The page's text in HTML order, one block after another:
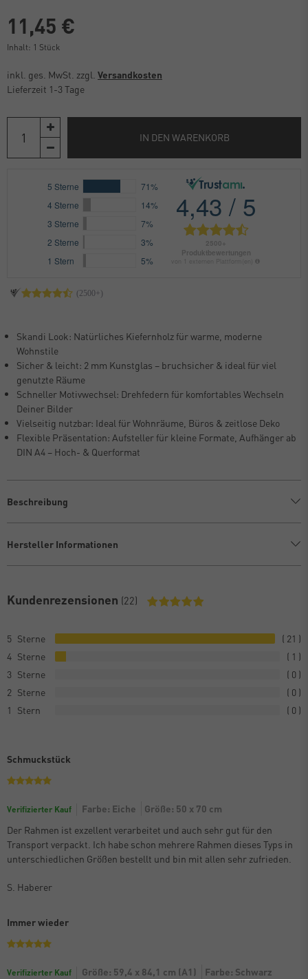
11,45 €
Inhalt: 1 Stück
inkl. ges. MwSt. zzgl. Versandkosten
Lieferzeit 1-3 Tage
IN DEN WARENKORB
Skandi Look: Natürliches Kiefernholz für warme, moderne
Wohnstile
Sicher & leicht: 2 mm Kunstglas – bruchsicher & ideal für viel
genutzte Räume
Schneller Motivwechsel: Drehfedern für komfortables Wechseln
Deiner Bilder
Vielseitig nutzbar: Ideal für Wohnräume, Büros & zeitlose Deko
Flexible Präsentation: Aufsteller für kleine Formate, Aufhänger ab
DIN A4 – Hoch- & Querformat
Beschreibung
Hersteller Informationen
Kundenrezensionen (22)
5
21
4
1
3
0
2
0
1
0
Schmuckstück
Verifizierter Kauf Farbe: Eiche
Größe: 50 x 70 cm
Der Rahmen ist exzellent verarbeitet und auch sehr gut für den
Transport verpackt. Ich habe schon mehrere Rahmen dieses Typs in
unterschiedlichen Größen bestellt und bin mit allen sehr zufrieden.
S. Haberer
Immer wieder
Verifizierter Kauf Größe: 59,4 x 84,1 cm (A1) Farbe: Schwarz